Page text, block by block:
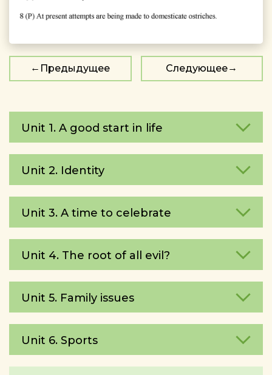
Предыдущее Следующее
Unit 1. A good start in life
Unit 2. Identity
Unit 3. A time to celebrate
Unit 4. The root of all evil?
Unit 5. Family issues
Unit 6. Sports